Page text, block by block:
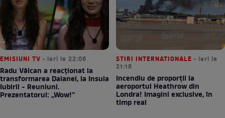
EMISIUNI TV • ieri la 22:06
Radu Vâlcan a reacționat la
transformarea Daianei, la Insula
Iubirii - Reuniuni.
Prezentatorul: „Wow!”
STIRI INTERNATIONALE • ieri la
21:16
Incendiu de proporții la
aeroportul Heathrow din
Londra! Imagini exclusive, în
timp real